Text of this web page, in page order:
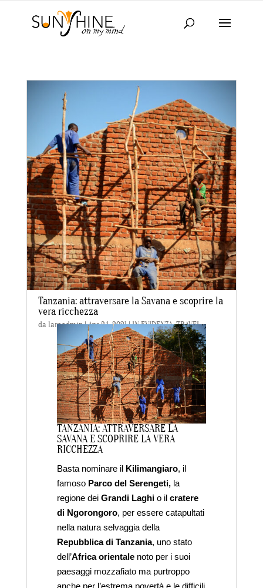
Tanzania: attraversare la Savana e scoprire la
vera ricchezza
da laraadmin|Apr 24, 2021|IN EVIDENZA,TRAVEL
TANZANIA: ATTRAVERSARE LA
SAVANA E SCOPRIRE LA VERA
RICCHEZZA
Basta nominare il Kilimangiaro, il
famoso Parco del Serengeti,la
regione dei Grandi Laghio il cratere
di Ngorongoro, per essere catapultati
nella natura selvaggia della
Repubblica di Tanzania, uno stato
dell’Africa orientalenoto per i suoi
paesaggi mozzafiato ma purtroppo